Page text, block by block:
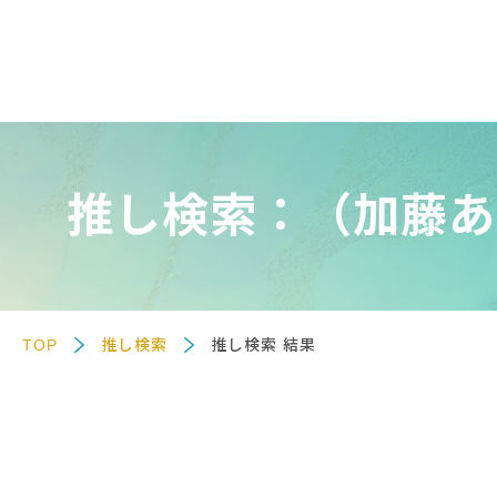
推し検索：（加藤
TOP 推し検索 推し検索 結果